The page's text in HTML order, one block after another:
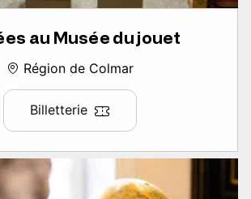
au Musée du jouet
Région de Colmar
Billetterie